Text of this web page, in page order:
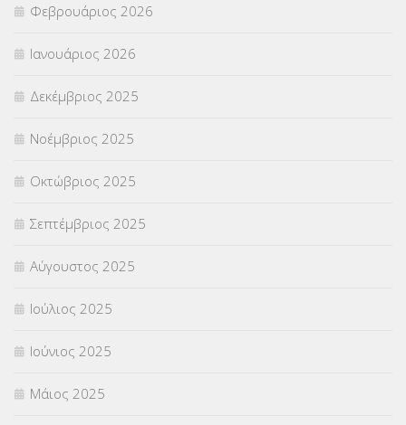
Φεβρουάριος 2026
Ιανουάριος 2026
Δεκέμβριος 2025
Νοέμβριος 2025
Οκτώβριος 2025
Σεπτέμβριος 2025
Αύγουστος 2025
Ιούλιος 2025
Ιούνιος 2025
Μάιος 2025